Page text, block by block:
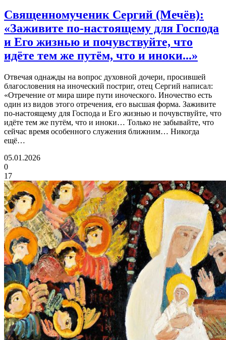
Священномученик Сергий (Мечёв):
«Заживите по-настоящему для Господа
и Его жизнью и почувствуйте, что
идёте тем же путём, что и иноки...»
Отвечая однажды на вопрос духовной дочери, просившей
благословения на иноческий постриг, отец Сергий написал:
«Отречение от мира шире пути иноческого. Иночество есть
один из видов этого отречения, его высшая форма. Заживите
по-настоящему для Господа и Его жизнью и почувствуйте, что
идёте тем же путём, что и иноки… Только не забывайте, что
сейчас время особенного служения ближним… Никогда
ещё…
05.01.2026
0
17